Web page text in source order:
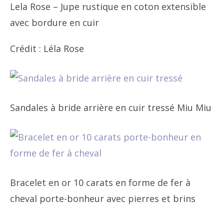
Lela Rose – Jupe rustique en coton extensible
avec bordure en cuir
Crédit : Léla Rose
Sandales à bride arrière en cuir tressé Miu Miu
Bracelet en or 10 carats en forme de fer à
cheval porte-bonheur avec pierres et brins